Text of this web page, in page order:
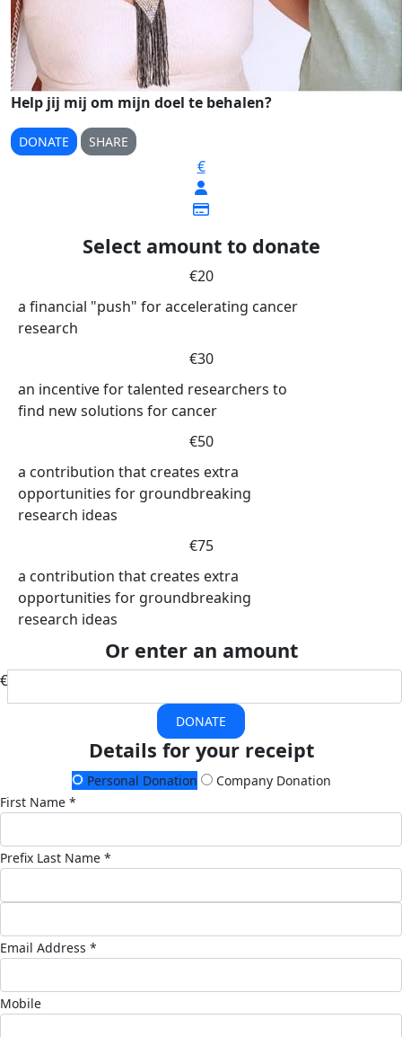
Help jij mij om mijn doel te behalen?
DONATE SHARE
€
Select amount to donate
€20
a financial "push" for accelerating cancer
research
€30
an incentive for talented researchers to
find new solutions for cancer
€50
a contribution that creates extra
opportunities for groundbreaking
research ideas
€75
a contribution that creates extra
opportunities for groundbreaking
research ideas
Or enter an amount
€
DONATE
Details for your receipt
Personal Donation
Company Donation
First Name *
Prefix Last Name *
Email Address *
Mobile